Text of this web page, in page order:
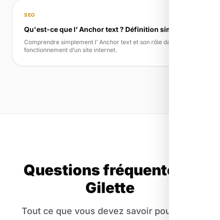
SEO
Qu'est-ce que l’ Anchor text ? Définition simple
Comprendre simplement l’ Anchor text et son rôle dans le
fonctionnement d’un site internet.
Questions fréquentes à
Gilette
Tout ce que vous devez savoir pour votre